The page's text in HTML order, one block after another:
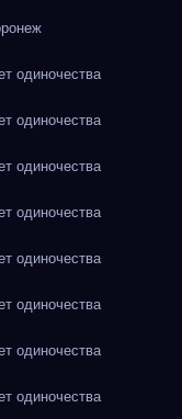
одиночества
одиночества
одиночества
одиночества
одиночества
одиночества
одиночества
одиночества